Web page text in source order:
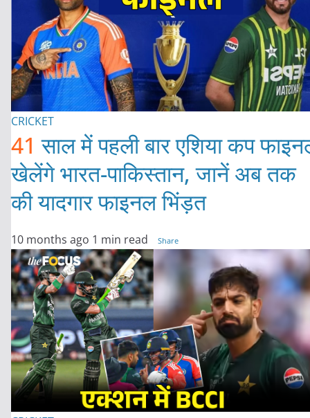
CRICKET
41 साल में पहली बार एशिया कप
खेलेंगे भारत-पाकिस्तान, जानें अब तक
की यादगार फाइनल भिंड़त
10 months ago 1 min read Share